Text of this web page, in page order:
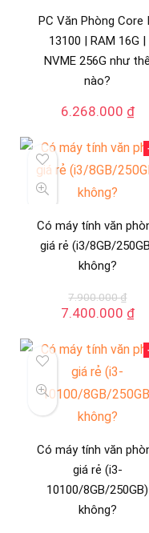
PC Văn Phòng Core
13100 | RAM 16G |
NVME 256G như
nào?
6.268.000 ₫
Có máy tính văn
giá rẻ (i3/8GB/
không?
7.900.000₫
Giá
là:
7.900.000 ₫.
7.400.000 ₫Giá
tại
là:
Có máy tính văn
giá rẻ (i3-
10100/8GB/250GB)
không?